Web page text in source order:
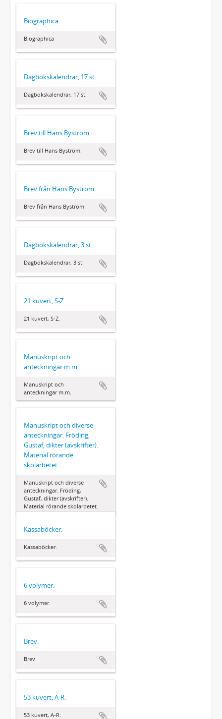
Biographica
Biographica
Dagbokskalendrar, 17 st.
Dagbokskalendrar, 17 st.
Brev till Hans Byström.
Brev till Hans Byström.
Brev från Hans Byström
Brev från Hans Byström
Dagbokskalendrar, 3 st.
Dagbokskalendrar, 3 st.
21 kuvert, S-Z.
21 kuvert, S-Z.
Manuskript och
anteckningar m.m.
Manuskript och
anteckningar m.m.
Manuskript och diverse
anteckningar. Fröding,
Gustaf, dikter (avskrifter).
Material rörande
skolarbetet.
Manuskript och diverse
anteckningar. Fröding,
Gustaf, dikter (avskrifter).
Material rörande skolarbetet.
Kassaböcker.
Kassaböcker.
6 volymer.
6 volymer.
Brev.
Brev.
53 kuvert, A-R.
53 kuvert, A-R.